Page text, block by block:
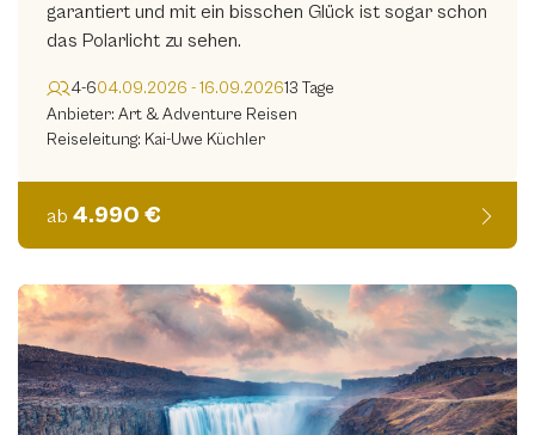
garantiert und mit ein bisschen Glück ist sogar schon
das Polarlicht zu sehen.
4-604.09.2026 - 16.09.202613 Tage
Anbieter: Art & Adventure Reisen
Reiseleitung: Kai-Uwe Küchler
ab 4.990 €